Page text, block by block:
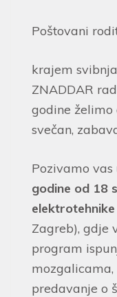
Poštovani
krajem
ZNADDAR
godine želimo
svečan,
Pozivamo vas
godine od 18
Zagreb), gdje
program
mozgalicama,
predavanje o